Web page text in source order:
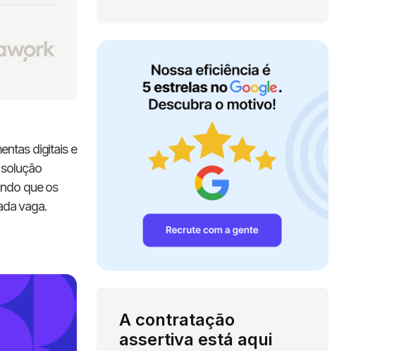
digitais e
que os
vaga.
A contratação
assertiva está aqui